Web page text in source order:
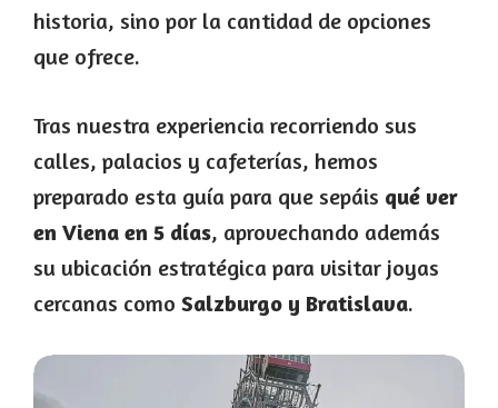
historia, sino por la cantidad de opciones
que ofrece.
Tras nuestra experiencia recorriendo sus
calles, palacios y cafeterías, hemos
preparado esta guía para que sepáis qué ver
en Viena en 5 días, aprovechando además
su ubicación estratégica para visitar joyas
cercanas como Salzburgo y Bratislava.